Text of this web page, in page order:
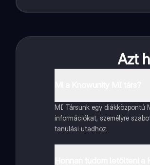
Azt
MI Társunk egy diákközpontú
információkat, személyre
tanulási utadhoz.